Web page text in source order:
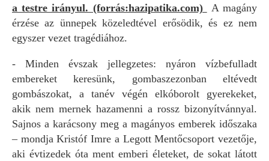
a testre irányul. (forrás:hazipatika.com)
A magány
érzése az ünnepek közeledtével erősödik, és ez nem
egyszer vezet tragédiához.
- Minden évszak jellegzetes: nyáron vízbefulladt
embereket keresünk, gombaszezonban eltévedt
gombászokat, a tanév végén elkóborolt gyerekeket,
akik nem mernek hazamenni a rossz bizonyítvánnyal.
Sajnos a karácsony meg a magányos emberek időszaka
– mondja Kristóf Imre a Legott Mentőcsoport vezetője,
aki évtizedek óta ment emberi életeket, de sokat látott